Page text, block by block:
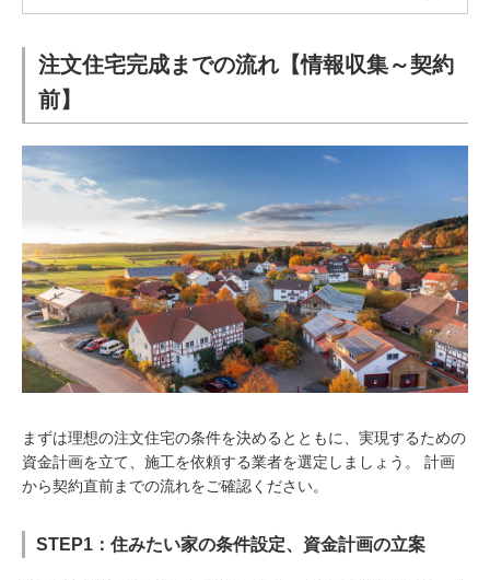
ミラタップチャンネル
注文住宅完成までの流れ【情報収集～契約
前】
まずは理想の注文住宅の条件を決めるとともに、実現するための
資金計画を立て、施工を依頼する業者を選定しましょう。 計画
から契約直前までの流れをご確認ください。
STEP1：住みたい家の条件設定、資金計画の立案